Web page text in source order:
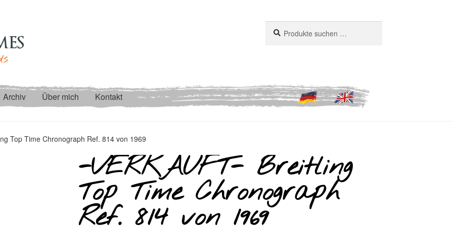
nach:
Archiv Über mich Kontakt
Top Time Chronograph Ref. 814 von 1969
-VERKAUFT- Breitling
Top Time Chronograph
Ref. 814 von 1969